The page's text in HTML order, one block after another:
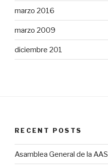
marzo 2016
marzo 2009
diciembre 201
RECENT POSTS
Asamblea General de la AAS